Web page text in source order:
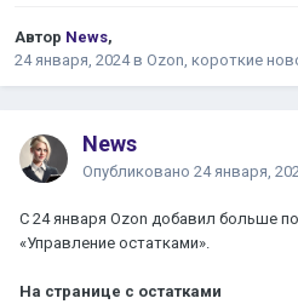
Автор News,
24 января, 2024в Ozon, короткие
News
Опубликовано 24 января,
С 24 января Ozon добавил больше
«Управление остатками».
На странице с остатками